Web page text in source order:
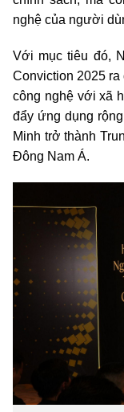
nghệ của người
Với mục tiêu đó,
Conviction 2025
công nghệ với xã
đẩy ứng dụng
Minh trở thành
Đông Nam Á.